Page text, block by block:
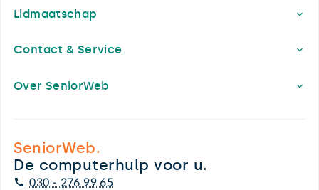
Lidmaatschap
Contact & Service
Over SeniorWeb
SeniorWeb.
De computerhulp voor u.
030 - 276 99 65